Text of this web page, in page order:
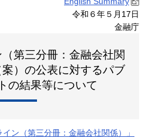
令和６年５月17日
金融庁
（第三分冊：金融会社関
）の公表に対するパブ
の結果等について
イン（第三分冊：金融会社関係）」